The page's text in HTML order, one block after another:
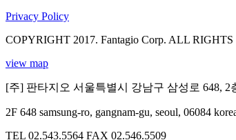
Privacy Policy
COPYRIGHT 2017. Fantagio Corp. ALL RIGHTS
view map
[주] 판타지오 서울특별시 강남구 삼성로 648, 2
2F 648 samsung-ro, gangnam-gu, seoul, 06084
TEL 02.543.5564 FAX 02.546.5509